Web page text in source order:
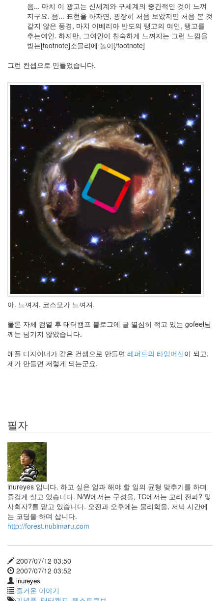
음... 마치 이 광고는 신세계와 구세계의 중간적인 것이 느껴
지구요. 음... 표현을 하자면, 굉장히 처음 보았지만 처음 본 것
같지 않은 풍경, 마치 이베리아 반도의 탱고의 여인, 탱고를
추는여인. 하지만, 그여인이 친숙하게 느껴지는 그런 느낌을
받는[footnote]소믈리에 놀이[/footnote]
그런 컨셉으로 만들었습니다.
아. 느껴져. 코스모가 느껴져.
물론 자체 검열 후 태터캠프 블로그에 글 열심히 적고 있는 gofeel님
께는 넘기지 않았습니다.
애플 디자이너가 같은 컨셉으로 만들면 레퍼드의 타임머신이 되고,
제가 만들면 저렇게 되는군요.
필자
inureyes 입니다. 하고 싶은 일과 해야 할 일의 균형 맞추기를 하며
즐겁게 살고 있습니다. N/W에서는 구성을, TC에서는 교리 전파? 및
사회자?를 맡고 있습니다. 오전과 오후에는 물리학을, 저녁 시간에
는 코딩을 하며 삽니다.
http://forest.nubimaru.com
2007/07/12 03:50
2007/07/12 03:52
inureyes
즐거운 이야기